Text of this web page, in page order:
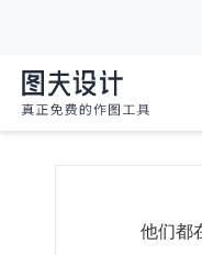
他们都